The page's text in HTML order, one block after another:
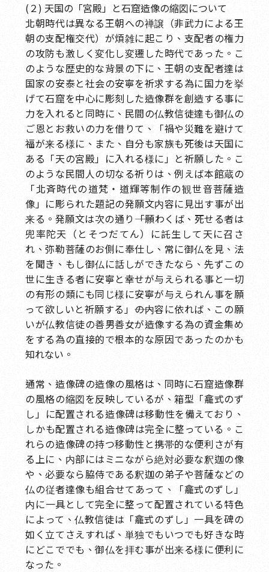
(２) 天国の「宮殿」と石窟造像の縮図について
北朝時代は異なる王朝への禅譲（非武力による王
朝の支配権交代）が煩雑に起こり、支配者の権力
の攻防も激しく変化し変遷した時代であった。こ
のような歴史的な背景の下に、王朝の支配者達は
国家の安泰と社会の安寧を祈求する為に国力を挙
げて石窟を中心に彫刻した造像群を創造する事に
力を入れると同時に、民間の仏教信徒達も御仏の
ご恩とお救いの力を借りて、「禍や災難を避けて
福が来る様に、また、自分も家族も死後は天国に
ある「天の宮殿」に入れる様に」と祈願した。こ
のような民間人の切なる祈りは、例えば本館蔵の
「北斉時代の道梵・道輝等制作の観世音菩薩造
像」に彫られた題記の発願文内容に見出す事が出
来る。発願文は次の通り――「願わくば、死せる者は
兜率陀天（とそつだてん）に託生して天に召さ
れ、弥勒菩薩のお側に奉仕し、常に御仏を見、法
を聞き、もし御仏に話しができたなら、先ずこの
世に生きる者に安寧と幸せが与えられる事と一切
の有形の類にも同じ様に安寧が与えられん事を願
って欲しいと祈願する」――の内容に依れば、この願
いが仏教信徒の善男善女が造像する為の資金集め
をする為の直接的で根本的な原因であったのかも
知れない。
通常、造像碑の造像の風格は、同時に石窟造像群
の風格の縮図を反映しているが、箱型「龕式のず
し」に配置される造像碑は移動性を備えており、
しかも配置される造像碑は完全に整っている。こ
れらの造像碑の持つ移動性と携帯的な便利さが有
る上に、内部にはミニながら絶対必要な釈迦の像
や、必要なら脇侍である釈迦の弟子や菩薩などの
仏の従者達像も組合せてあって、「龕式のずし」
内に一具として完全に整って配置されている特色
によって、仏教信徒は「龕式のずし」一具を碑の
如く立てさえすれば、単独でもいつでも好きな時
にどこででも、御仏を拝む事が出来る様に便利に
なった。